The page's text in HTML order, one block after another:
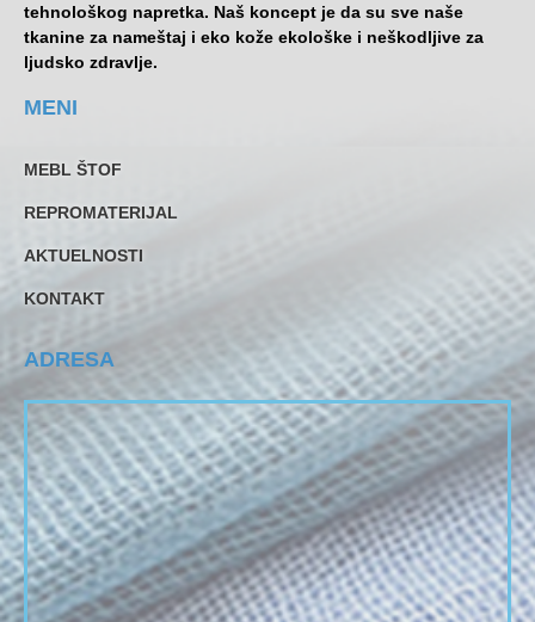
tehnološkog napretka. Naš koncept je da su sve naše
tkanine za nameštaj i eko kože ekološke i neškodljive za
ljudsko zdravlje.
MENI
MEBL ŠTOF
REPROMATERIJAL
AKTUELNOSTI
KONTAKT
ADRESA